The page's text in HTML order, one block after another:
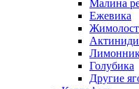
Малина
Ежевика
Голубика
Другие